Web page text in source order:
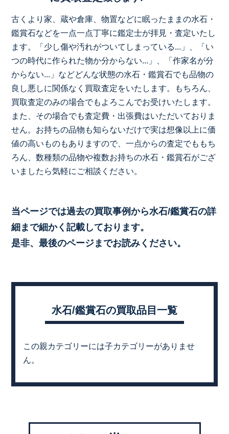
古くより家、蔵や倉庫、物置などに眠ったままの水石・
鑑賞石などを一点一点丁寧に鑑定士が拝見・査定いたし
ます。「少し傷や汚れがついてしまっている...」、「い
つの時代に作られた物か分からない...」、「作家名が分
からない...」などどんな状態の水石・鑑賞石でも品物の
良し悪しに関係なく買取査定をいたします。もちろん、
買取査定のみの場合でもよろこんでお受けいたします。
また、その場合でも査定費・出張費はいただいておりま
せん。お持ちの品物も知らないだけで実は想像以上に価
値の高いものもありますので、一点からの査定でももち
ろん、数種類の品物や複数お持ちの水石・鑑賞石がござ
いましたら気軽にご相談ください。
当ページでは過去の買取事例から水石/鑑賞石の詳
細まで細かく記載しております。
是非、最後のページまでお読みください。
水石/鑑賞石の買取品目一覧
この親カテゴリーには子カテゴリーがありませ
ん。